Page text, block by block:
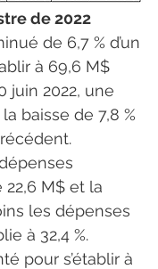
de 2022
de 6,7 % d’un
à 69,6 M$
juin 2022, une
baisse de 7,8 %
M$ et la
les dépenses
à 32,4 %.
pour s’établir à